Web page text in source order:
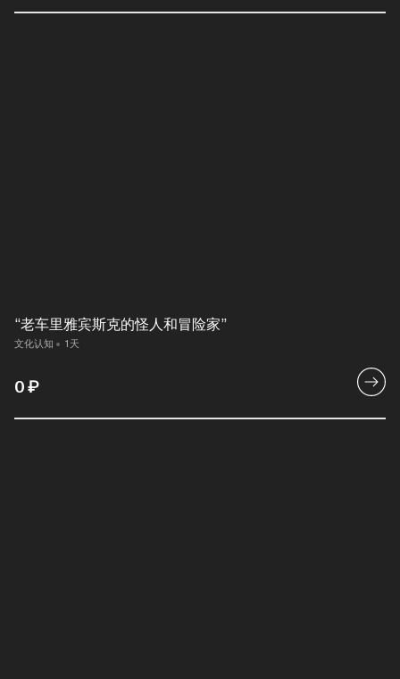
“老车里雅宾斯克的怪人和冒险家”
文化认知 1天
0₽